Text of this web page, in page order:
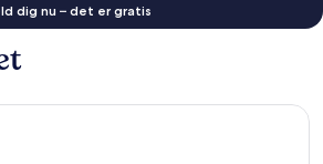
dig nu – det er gratis